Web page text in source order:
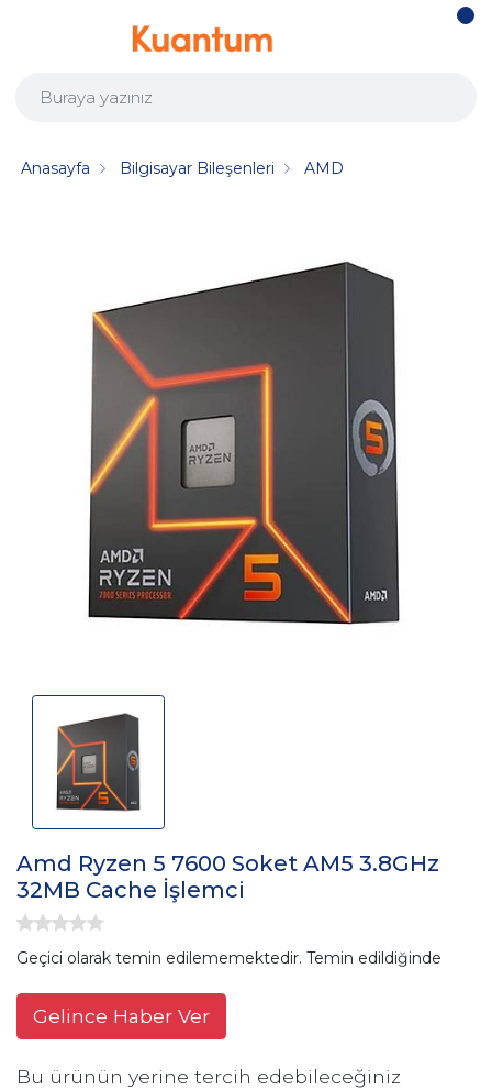
Anasayfa Bilgisayar Bileşenleri AMD
Amd Ryzen 5 7600 Soket AM5 3.8GHz
32MB Cache İşlemci
Geçici olarak temin edilememektedir. Temin edildiğinde
Gelince Haber Ver
Bu ürünün yerine tercih edebileceğiniz